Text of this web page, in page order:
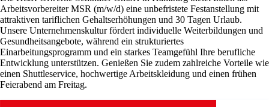
Arbeitsvorbereiter MSR (m/w/d) eine unbefristete Festanstellung mit
attraktiven tariflichen Gehaltserhöhungen und 30 Tagen Urlaub.
Unsere Unternehmenskultur fördert individuelle Weiterbildungen und
Gesundheitsangebote, während ein strukturiertes
Einarbeitungsprogramm und ein starkes Teamgefühl Ihre berufliche
Entwicklung unterstützen. Genießen Sie zudem zahlreiche Vorteile wie
einen Shuttleservice, hochwertige Arbeitskleidung und einen frühen
Feierabend am Freitag.